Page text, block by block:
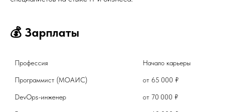
💰 Зарплаты
Профессия